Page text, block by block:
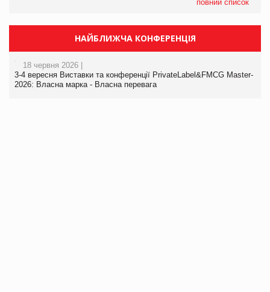
повний список
НАЙБЛИЖЧА КОНФЕРЕНЦІЯ
18 червня 2026 |
3-4 вересня Виставки та конференції PrivateLabel&FMCG Master-
2026: Власна марка - Власна перевага